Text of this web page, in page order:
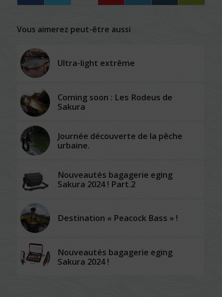
Vous aimerez peut-être aussi
Ultra-light extrême
Coming soon : Les Rodeus de
Sakura
Journée découverte de la pêche
urbaine.
Nouveautés bagagerie eging
Sakura 2024 ! Part.2
Destination « Peacock Bass » !
Nouveautés bagagerie eging
Sakura 2024 !